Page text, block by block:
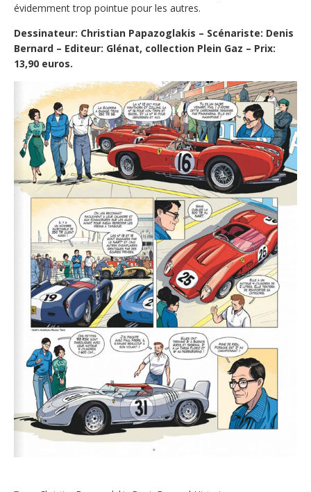
évidemment trop pointue pour les autres.
Dessinateur: Christian Papazoglakis – Scénariste: Denis
Bernard – Editeur: Glénat, collection Plein Gaz – Prix:
13,90 euros.